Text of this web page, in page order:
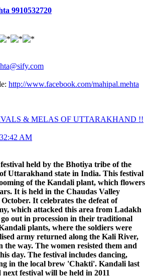
9910532720
http://www.facebook.com/mahipal.mehta
& MELAS OF UTTARAKHAND !!
AM
held by the Bhotiya tribe of the
Uttarakhand state in India. This festival
of the Kandali plant, which flowers
It is held in the Chaudas Valley
It celebrates the defeat of
which attacked this area from Ladakh
out in procession in their traditional
plants, where the soldiers were
army returned along the Kali River,
the way. The women resisted them and
day. The festival includes dancing,
in the local brew 'Chakti'. Kandali last
festival will be held in 2011